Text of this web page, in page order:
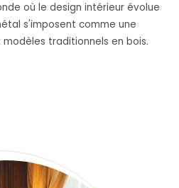
où le design intérieur évolue
s'imposent comme une
traditionnels en bois.